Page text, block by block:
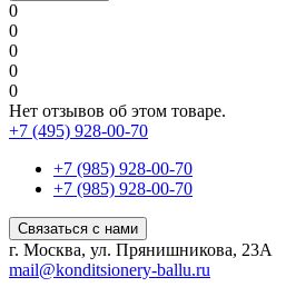
0
0
0
0
0
Нет отзывов об этом товаре.
+7 (495) 928-00-70
+7 (985) 928-00-70
+7 (985) 928-00-70
Связаться с нами
г. Москва, ул. Прянишникова, 23А
mail@konditsionery-ballu.ru